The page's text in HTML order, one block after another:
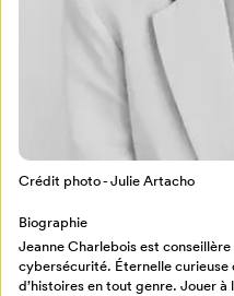
Programmation
Retour à l’accueil
Crédit photo - Julie Artacho
Biographie
Jeanne Charlebois est
cybersécurité. Éternelle curieuse
d’histoires en tout genre. Jouer
Pour
connectez-vous
Se